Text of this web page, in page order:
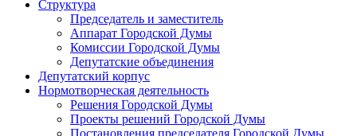
Структура
Председатель и заместитель
Аппарат Городской Думы
Комиссии Городской Думы
Депутатские объединения
Депутатский корпус
Нормотворческая деятельность
Решения Городской Думы
Проекты решений Городской Думы
Постановления председателя Городской Думы